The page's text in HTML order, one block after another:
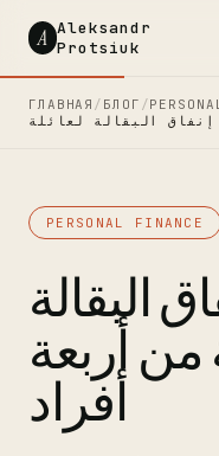
A Aleksandr
Protsiuk
ГЛАВНАЯ / БЛОГ /
PERSONAL FINANCE
البقالة
من أربعة
أفراد